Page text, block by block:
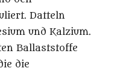
Datteln
und Kalzium.
Ballaststoffe
die